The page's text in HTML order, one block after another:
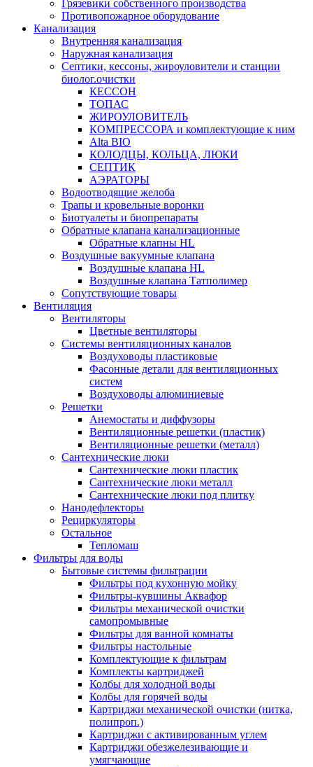
Грязевики собственного производства
Противопожарное оборудование
Канализация
Внутренняя канализация
Наружная канализация
Септики, кессоны, жироуловители и станции
биолог.очистки
КЕССОН
ТОПАС
ЖИРОУЛОВИТЕЛЬ
КОМПРЕССОРА и комплектующие к ним
Alta BIO
КОЛОДЦЫ, КОЛЬЦА, ЛЮКИ
СЕПТИК
АЭРАТОРЫ
Водоотводящие желоба
Трапы и кровельные воронки
Биотуалеты и биопрепараты
Обратные клапана канализационные
Обратные клапны HL
Воздушные вакуумные клапана
Воздушные клапана HL
Воздушные клапана Татполимер
Сопутствующие товары
Вентиляция
Вентиляторы
Цветные вентиляторы
Системы вентиляционных каналов
Воздуховоды пластиковые
Фасонные детали для вентиляционных
систем
Воздуховоды алюминиевые
Решетки
Анемостаты и диффузоры
Вентиляционные решетки (пластик)
Вентиляционные решетки (металл)
Сантехнические люки
Сантехнические люки пластик
Сантехнические люки металл
Сантехнические люки под плитку
Нанодефлекторы
Рециркуляторы
Остальное
Тепломаш
Фильтры для воды
Бытовые системы фильтрации
Фильтры под кухонную мойку
Фильтры-кувшины Аквафор
Фильтры механической очистки
самопромывные
Фильтры для ванной комнаты
Фильтры настольные
Комплектующие к фильтрам
Комплекты картриджей
Колбы для холодной воды
Колбы для горячей воды
Картриджи механической очистки (нитка,
полипроп.)
Картриджи с активированным углем
Картриджи обезжелезивающие и
умягчающие